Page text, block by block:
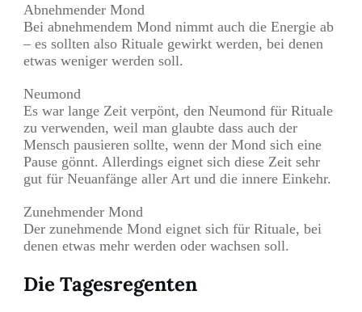
Abnehmender Mond
Bei abnehmendem Mond nimmt auch die Energie ab
– es sollten also Rituale gewirkt werden, bei denen
etwas weniger werden soll.
Neumond
Es war lange Zeit verpönt, den Neumond für Rituale
zu verwenden, weil man glaubte dass auch der
Mensch pausieren sollte, wenn der Mond sich eine
Pause gönnt. Allerdings eignet sich diese Zeit sehr
gut für Neuanfänge aller Art und die innere Einkehr.
Zunehmender Mond
Der zunehmende Mond eignet sich für Rituale, bei
denen etwas mehr werden oder wachsen soll.
Die Tagesregenten